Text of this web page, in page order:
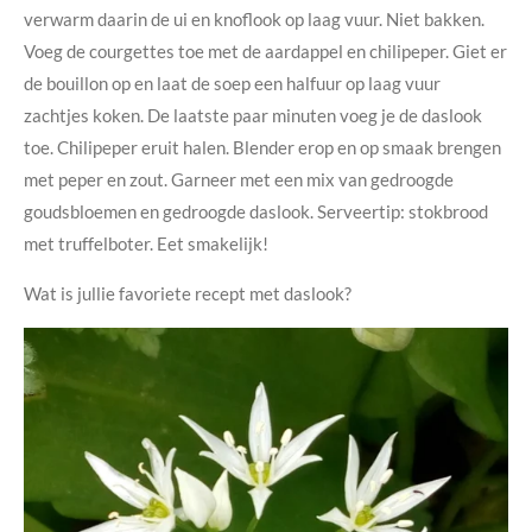
verwarm daarin de ui en knoflook op laag vuur. Niet bakken.
Voeg de courgettes toe met de aardappel en chilipeper. Giet er
de bouillon op en laat de soep een halfuur op laag vuur
zachtjes koken. De laatste paar minuten voeg je de daslook
toe. Chilipeper eruit halen. Blender erop en op smaak brengen
met peper en zout. Garneer met een mix van gedroogde
goudsbloemen en gedroogde daslook. Serveertip: stokbrood
met truffelboter. Eet smakelijk!
Wat is jullie favoriete recept met daslook?